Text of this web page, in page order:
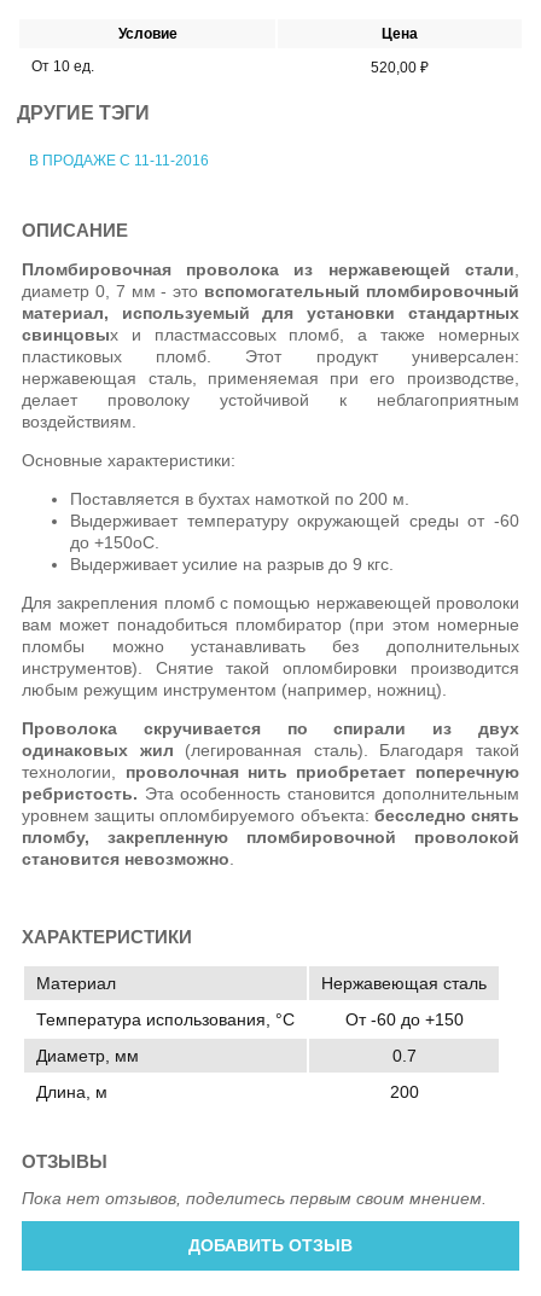
Условие
Цена
От 10 ед.
520,00 ₽
ДРУГИЕ ТЭГИ
В ПРОДАЖЕ С 11-11-2016
ОПИСАНИЕ
Пломбировочная проволока из нержавеющей стали,
диаметр 0, 7 мм - это вспомогательный пломбировочный
материал, используемый для установки стандартных
свинцовых и пластмассовых пломб, а также номерных
пластиковых пломб. Этот продукт универсален:
нержавеющая сталь, применяемая при его производстве,
делает проволоку устойчивой к неблагоприятным
воздействиям.
Основные характеристики:
Поставляется в бухтах намоткой по 200 м.
Выдерживает температуру окружающей среды от -60
до +150оС.
Выдерживает усилие на разрыв до 9 кгс.
Для закрепления пломб с помощью нержавеющей проволоки
вам может понадобиться пломбиратор (при этом номерные
пломбы можно устанавливать без дополнительных
инструментов). Снятие такой опломбировки производится
любым режущим инструментом (например, ножниц).
Проволока скручивается по спирали из двух
одинаковых жил (легированная сталь). Благодаря такой
технологии, проволочная нить приобретает поперечную
ребристость. Эта особенность становится дополнительным
уровнем защиты опломбируемого объекта: бесследно снять
пломбу, закрепленную пломбировочной проволокой
становится невозможно.
ХАРАКТЕРИСТИКИ
Материал
Нержавеющая сталь
Температура использования, °C
От -60 до +150
Диаметр, мм
0.7
Длина, м
200
ОТЗЫВЫ
Пока нет отзывов, поделитесь первым своим мнением.
ДОБАВИТЬ ОТЗЫВ